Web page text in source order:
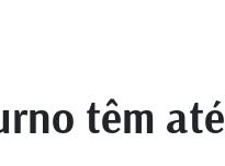
têm até